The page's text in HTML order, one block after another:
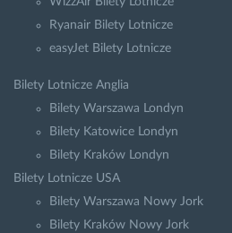
Ryanair Bilety Lotnicze
easyJet Bilety Lotnicze
Bilety Lotnicze Anglia
Bilety Warszawa Londyn
Bilety Katowice Londyn
Bilety Kraków Londyn
Bilety Lotnicze USA
Bilety Warszawa Nowy Jork
Bilety Kraków Nowy Jork